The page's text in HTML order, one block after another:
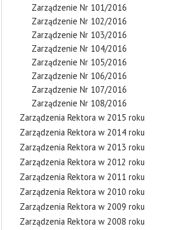
Zarządzenie Nr 101/2016
Zarządzenie Nr 102/2016
Zarządzenie Nr 103/2016
Zarządzenie Nr 104/2016
Zarządzenie Nr 105/2016
Zarządzenie Nr 106/2016
Zarządzenie Nr 107/2016
Zarządzenie Nr 108/2016
Zarządzenia Rektora w 2015 roku
Zarządzenia Rektora w 2014 roku
Zarządzenia Rektora w 2013 roku
Zarządzenia Rektora w 2012 roku
Zarządzenia Rektora w 2011 roku
Zarządzenia Rektora w 2010 roku
Zarządzenia Rektora w 2009 roku
Zarządzenia Rektora w 2008 roku